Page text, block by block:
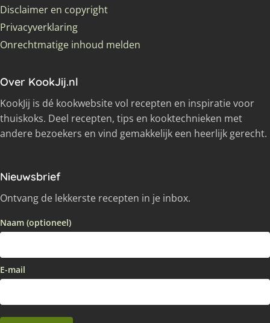
Disclaimer en copyright
Privacyverklaring
Onrechtmatige inhoud melden
Over KookJij.nl
KookJij is dé kookwebsite vol recepten en inspiratie voor
thuiskoks. Deel recepten, tips en kooktechnieken met
andere bezoekers en vind gemakkelijk een heerlijk gerecht.
Nieuwsbrief
Ontvang de lekkerste recepten in je inbox.
Naam (optioneel)
E-mail